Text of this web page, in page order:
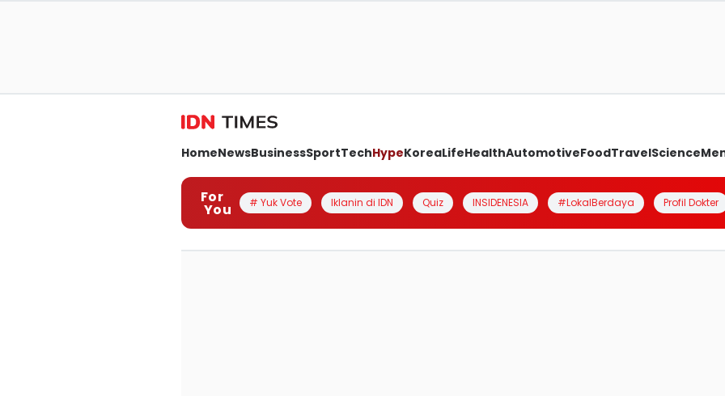
HomeNewsBusinessSportTechHypeKoreaLifeHealthAutomotiveFoodTravelScience
For
You # Yuk Vote Iklanin di IDN Quiz INSIDENESIA #LokalBerdaya Profil Dokter